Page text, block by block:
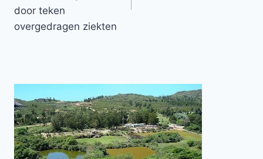
door teken
overgedragen ziekten